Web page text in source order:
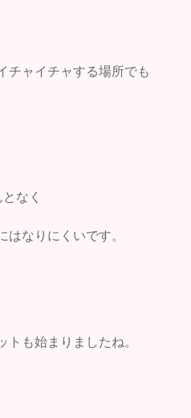
チャイチャする場所でも
なく
はなりにくいです。
トも始まりましたね。